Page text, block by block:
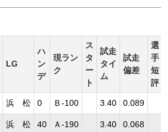
LG
ハ
ン
デ
現ラン
ク
ス
タ
ー
ト
試走
タイ
ム
試走
偏差
選
手
短
評
浜 松 0 Ｂ-100 3.40 0.089
浜 松 40 Ａ-190 3.40 0.068